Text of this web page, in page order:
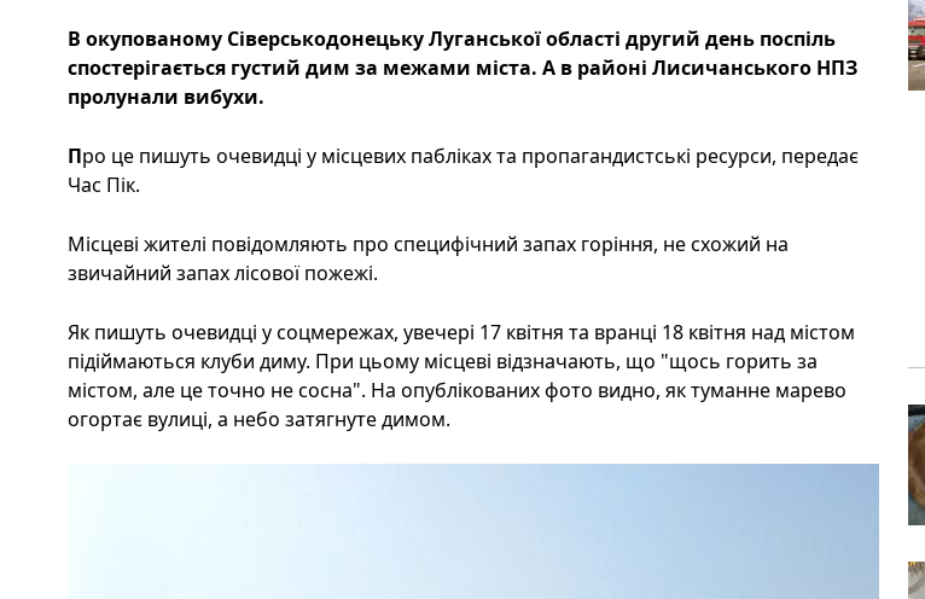
В окупованому Сіверськодонецьку Луганської області другий день поспіль
спостерігається густий дим за межами міста. А в районі Лисичанського НПЗ
пролунали вибухи.
Про це пишуть очевидці у місцевих пабліках та пропагандистські ресурси, передає
Час Пік.
Місцеві жителі повідомляють про специфічний запах горіння, не схожий на
звичайний запах лісової пожежі.
Як пишуть очевидці у соцмережах, увечері 17 квітня та вранці 18 квітня над містом
підіймаються клуби диму. При цьому місцеві відзначають, що "щось горить за
містом, але це точно не сосна". На опублікованих фото видно, як туманне марево
огортає вулиці, а небо затягнуте димом.